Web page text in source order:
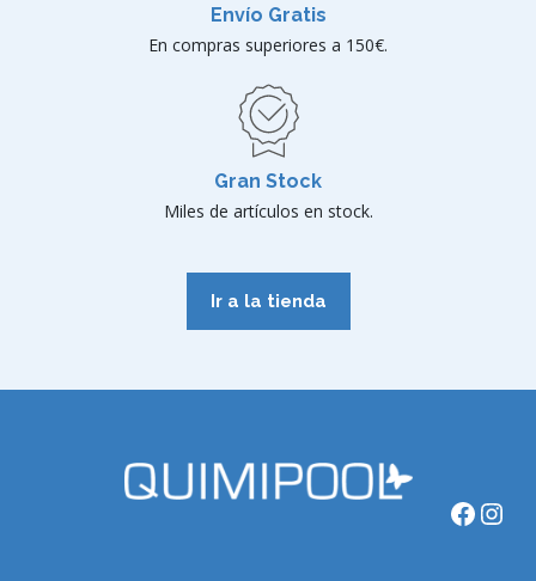
Envío Gratis
En compras superiores a 150€.
Gran Stock
Miles de artículos en stock.
Ir a la tienda